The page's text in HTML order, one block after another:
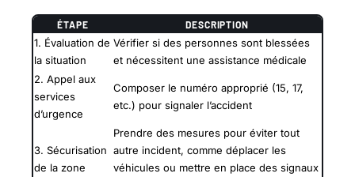
ÉTAPE DESCRIPTION
1. Évaluation de
la situation
Vérifier si des personnes sont blessées
et nécessitent une assistance médicale
2. Appel aux
services
d’urgence
Composer le numéro approprié (15, 17,
etc.) pour signaler l’accident
3. Sécurisation
de la zone
Prendre des mesures pour éviter tout
autre incident, comme déplacer les
véhicules ou mettre en place des signaux